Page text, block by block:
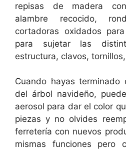
repisas de madera
alambre recocido,
cortadoras oxidados
para sujetar las
estructura, clavos,
Cuando hayas
del árbol navideño,
aerosol para dar el color
piezas y no olvides
ferretería con nuevos
mismas funciones pero